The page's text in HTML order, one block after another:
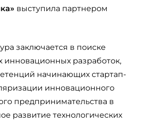
выступила партнером
заключается в поиске
инновационных разработок,
начинающих стартап-
инновационного
предпринимательства в
развитие технологических